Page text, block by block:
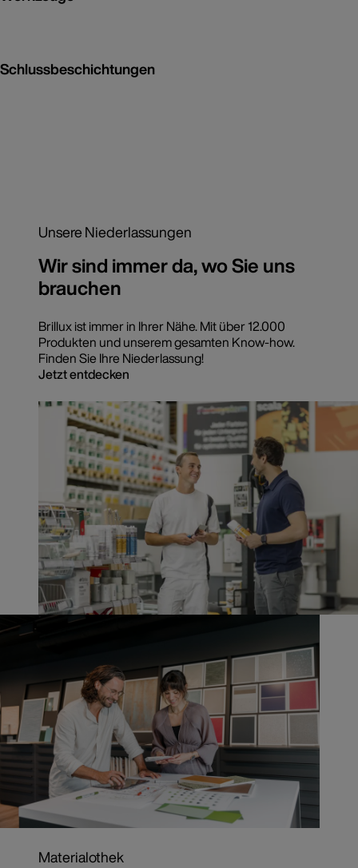
Schlussbeschichtungen
Unsere Niederlassungen
Wir sind immer da, wo Sie uns
brauchen
Brillux ist immer in Ihrer Nähe. Mit über 12.000
Produkten und unserem gesamten Know-how.
Finden Sie Ihre Niederlassung!
Jetzt entdecken
Materialothek